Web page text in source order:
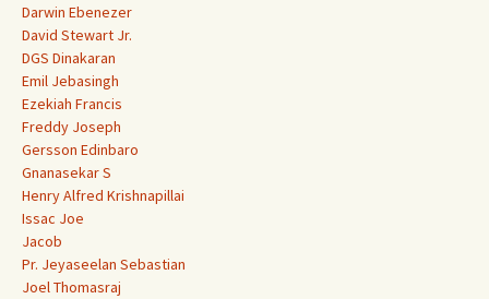
Darwin Ebenezer
David Stewart Jr.
DGS Dinakaran
Emil Jebasingh
Ezekiah Francis
Freddy Joseph
Gersson Edinbaro
Gnanasekar S
Henry Alfred Krishnapillai
Issac Joe
Jacob
Pr. Jeyaseelan Sebastian
Joel Thomasraj